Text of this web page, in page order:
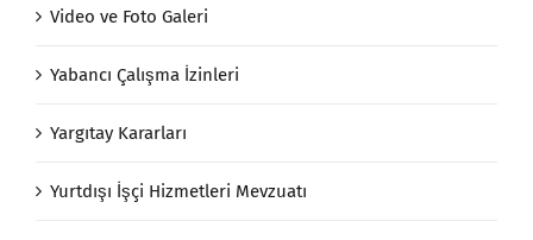
Video ve Foto Galeri
Yabancı Çalışma İzinleri
Yargıtay Kararları
Yurtdışı İşçi Hizmetleri Mevzuatı